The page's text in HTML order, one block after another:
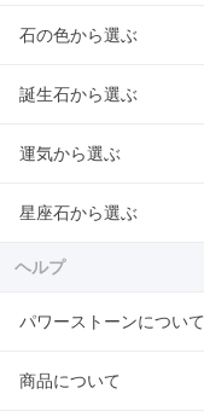
石の色から選ぶ
誕生石から選ぶ
運気から選ぶ
星座石から選ぶ
ヘルプ
パワーストーンについて
商品について